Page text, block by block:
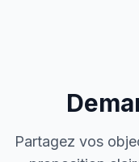
Partagez vos